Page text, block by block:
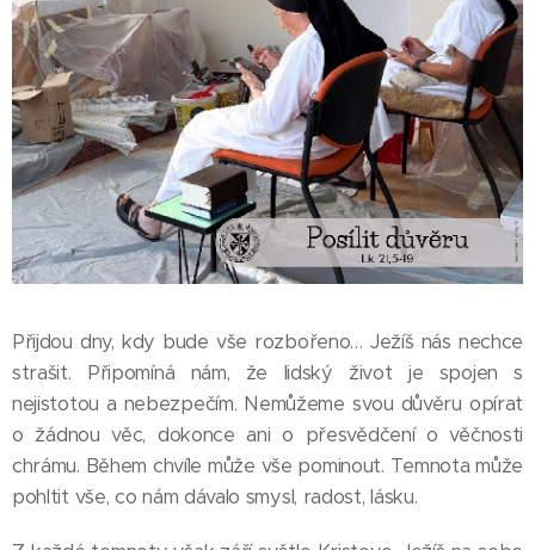
Přijdou dny, kdy bude vše rozbořeno… Ježíš nás nechce
strašit. Připomíná nám, že lidský život je spojen s
nejistotou a nebezpečím. Nemůžeme svou důvěru opírat
o žádnou věc, dokonce ani o přesvědčení o věčnosti
chrámu. Během chvíle může vše pominout. Temnota může
pohltit vše, co nám dávalo smysl, radost, lásku.